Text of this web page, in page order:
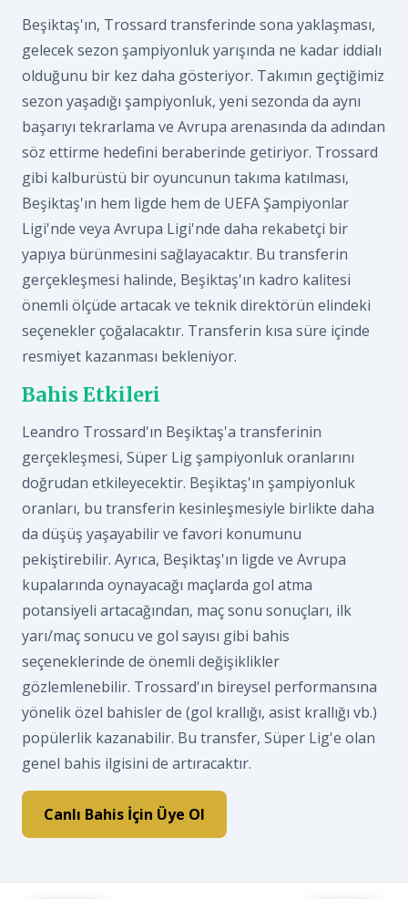
Beşiktaş'ın, Trossard transferinde sona yaklaşması,
gelecek sezon şampiyonluk yarışında ne kadar iddialı
olduğunu bir kez daha gösteriyor. Takımın geçtiğimiz
sezon yaşadığı şampiyonluk, yeni sezonda da aynı
başarıyı tekrarlama ve Avrupa arenasında da adından
söz ettirme hedefini beraberinde getiriyor. Trossard
gibi kalburüstü bir oyuncunun takıma katılması,
Beşiktaş'ın hem ligde hem de UEFA Şampiyonlar
Ligi'nde veya Avrupa Ligi'nde daha rekabetçi bir
yapıya bürünmesini sağlayacaktır. Bu transferin
gerçekleşmesi halinde, Beşiktaş'ın kadro kalitesi
önemli ölçüde artacak ve teknik direktörün elindeki
seçenekler çoğalacaktır. Transferin kısa süre içinde
resmiyet kazanması bekleniyor.
Bahis Etkileri
Leandro Trossard'ın Beşiktaş'a transferinin
gerçekleşmesi, Süper Lig şampiyonluk oranlarını
doğrudan etkileyecektir. Beşiktaş'ın şampiyonluk
oranları, bu transferin kesinleşmesiyle birlikte daha
da düşüş yaşayabilir ve favori konumunu
pekiştirebilir. Ayrıca, Beşiktaş'ın ligde ve Avrupa
kupalarında oynayacağı maçlarda gol atma
potansiyeli artacağından, maç sonu sonuçları, ilk
yarı/maç sonucu ve gol sayısı gibi bahis
seçeneklerinde de önemli değişiklikler
gözlemlenebilir. Trossard'ın bireysel performansına
yönelik özel bahisler de (gol krallığı, asist krallığı vb.)
popülerlik kazanabilir. Bu transfer, Süper Lig'e olan
genel bahis ilgisini de artıracaktır.
Canlı Bahis İçin Üye Ol